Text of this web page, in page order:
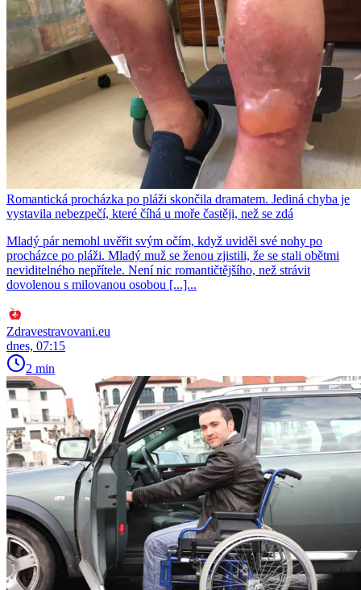
Romantická procházka po pláži skončila dramatem. Jediná chyba je
vystavila nebezpečí, které číhá u moře častěji, než se zdá
Mladý pár nemohl uvěřit svým očím, když uviděl své nohy po
procházce po pláži. Mladý muž se ženou zjistili, že se stali obětmi
neviditelného nepřítele. Není nic romantičtějšího, než strávit
dovolenou s milovanou osobou [...]...
Zdravestravovani.eu
dnes, 07:15
2 min